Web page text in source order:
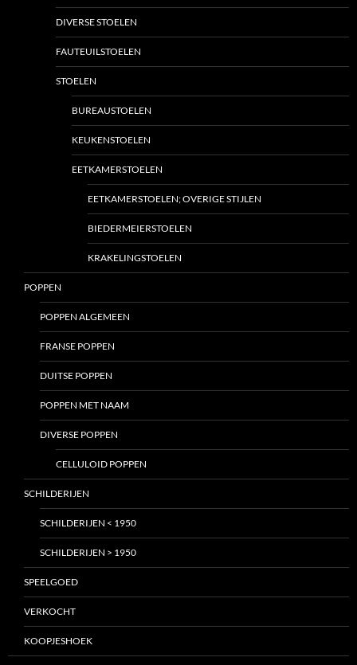
DIVERSE STOELEN
FAUTEUILSTOELEN
STOELEN
BUREAUSTOELEN
KEUKENSTOELEN
EETKAMERSTOELEN
EETKAMERSTOELEN; OVERIGE STIJLEN
BIEDERMEIERSTOELEN
KRAKELINGSTOELEN
POPPEN
POPPEN ALGEMEEN
FRANSE POPPEN
DUITSE POPPEN
POPPEN MET NAAM
DIVERSE POPPEN
CELLULOID POPPEN
SCHILDERIJEN
SCHILDERIJEN < 1950
SCHILDERIJEN > 1950
SPEELGOED
VERKOCHT
KOOPJESHOEK